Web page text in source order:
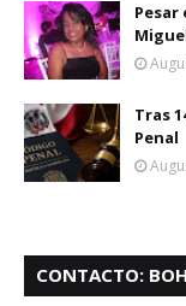
Tras
Penal
CONTACTO: